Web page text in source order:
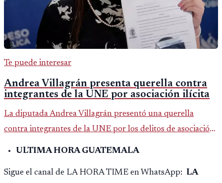
Te puede interesar
Andrea Villagrán presenta querella contra
integrantes de la UNE por asociación ilícita
La diputada Andrea Villagrán presentó una querella
contra integrantes de la UNE por los delitos de asociación
ilícita, terrorismo y sedición.
ULTIMA HORA GUATEMALA
Sigue el canal de LA HORA TIME en WhatsApp: LA